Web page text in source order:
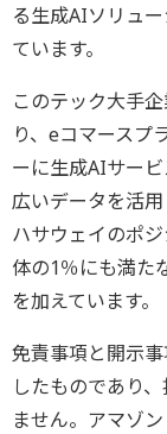
る生成AIソリュ
ています。
このテック大手
り、eコマースプ
ーに生成AIサー
広いデータを活
ハサウェイのポ
体の1％にも満た
を加えています。
免責事項と開示
したものであり
ません。アマゾ